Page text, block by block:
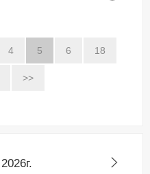
4 5 6 18
>>
2026г.